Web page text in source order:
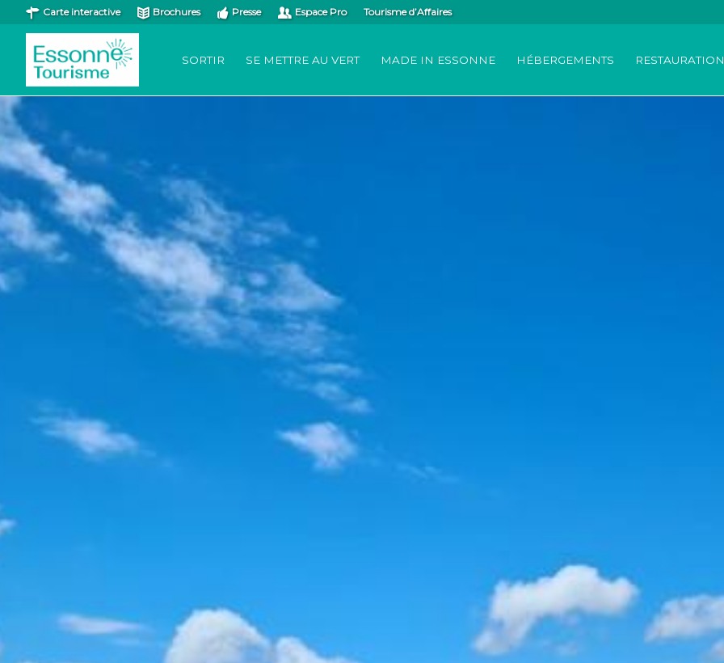
Carte interactive Brochures Presse Espace Pro Tourisme d’Affaires
SORTIR SE METTRE AU VERT MADE IN ESSONNE HÉBERGEMENTS RESTAURATION